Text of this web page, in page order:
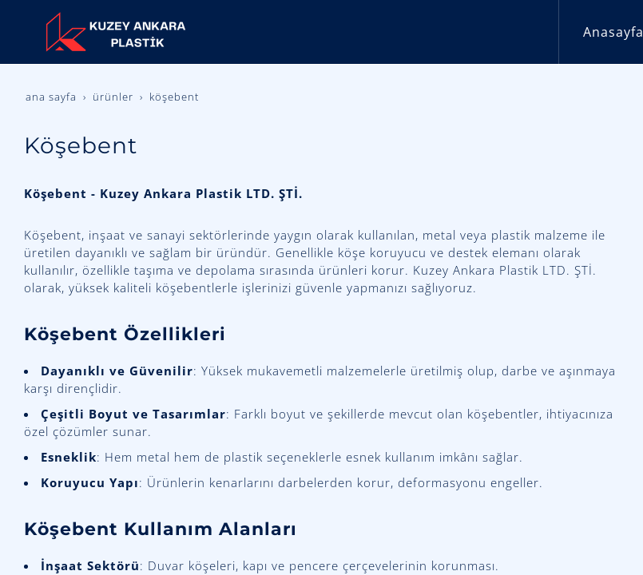
Anasayfa
ana sayfa ürünler köşebent
Köşebent
Köşebent - Kuzey Ankara Plastik LTD. ŞTİ.
Köşebent, inşaat ve sanayi sektörlerinde yaygın olarak kullanılan, metal veya plastik malzeme ile
üretilen dayanıklı ve sağlam bir üründür. Genellikle köşe koruyucu ve destek elemanı olarak
kullanılır, özellikle taşıma ve depolama sırasında ürünleri korur. Kuzey Ankara Plastik LTD. ŞTİ.
olarak, yüksek kaliteli köşebentlerle işlerinizi güvenle yapmanızı sağlıyoruz.
Köşebent Özellikleri
Dayanıklı ve Güvenilir: Yüksek mukavemetli malzemelerle üretilmiş olup, darbe ve aşınmaya
karşı dirençlidir.
Çeşitli Boyut ve Tasarımlar: Farklı boyut ve şekillerde mevcut olan köşebentler, ihtiyacınıza
özel çözümler sunar.
Esneklik: Hem metal hem de plastik seçeneklerle esnek kullanım imkânı sağlar.
Koruyucu Yapı: Ürünlerin kenarlarını darbelerden korur, deformasyonu engeller.
Köşebent Kullanım Alanları
İnşaat Sektörü: Duvar köşeleri, kapı ve pencere çerçevelerinin korunması.